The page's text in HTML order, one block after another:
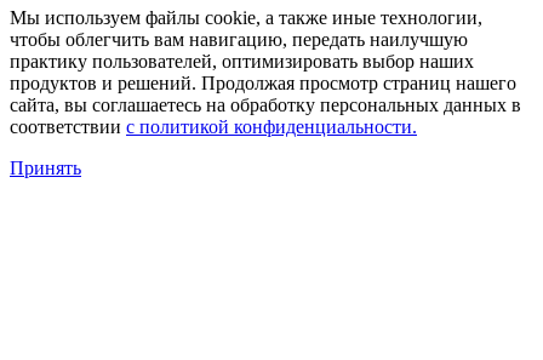
Мы используем файлы cookie, а также иные технологии,
чтобы облегчить вам навигацию, передать наилучшую
практику пользователей, оптимизировать выбор наших
продуктов и решений. Продолжая просмотр страниц нашего
сайта, вы соглашаетесь на обработку персональных данных в
соответствии с политикой конфиденциальности.
Принять